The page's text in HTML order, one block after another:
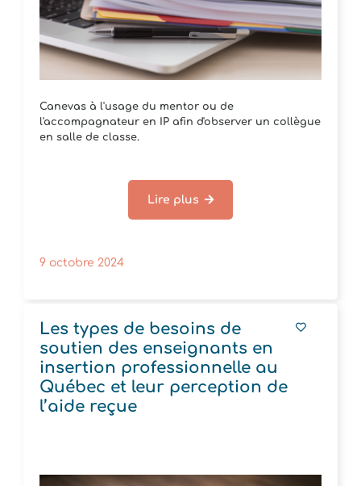
Canevas à l'usage du mentor ou de
l'accompagnateur en IP afin d'observer un collègue
en salle de classe.
Lire plus
9 octobre 2024
Les types de besoins de
soutien des enseignants en
insertion professionnelle au
Québec et leur perception de
l’aide reçue